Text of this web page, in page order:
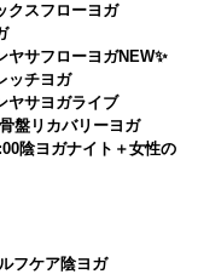
クスフローヨガ
ヤサフローヨガNEW✨
ッチヨガ
ヤサヨガライブ
盤リカバリーヨガ
陰ヨガナイト＋女性の
フケア陰ヨガ